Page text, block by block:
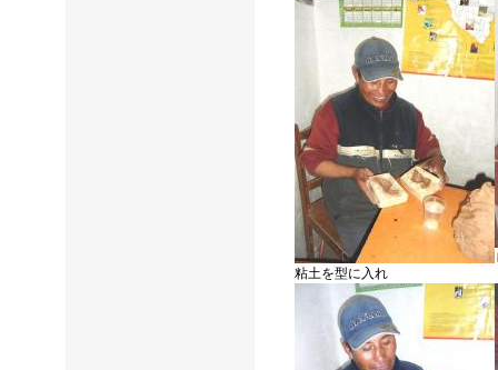
粘土を型に入れ